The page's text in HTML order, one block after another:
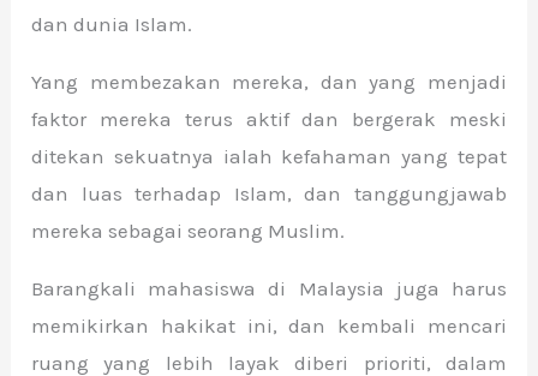
dan dunia Islam.
Yang membezakan mereka, dan yang menjadi
faktor mereka terus aktif dan bergerak meski
ditekan sekuatnya ialah kefahaman yang tepat
dan luas terhadap Islam, dan tanggungjawab
mereka sebagai seorang Muslim.
Barangkali mahasiswa di Malaysia juga harus
memikirkan hakikat ini, dan kembali mencari
ruang yang lebih layak diberi prioriti, dalam